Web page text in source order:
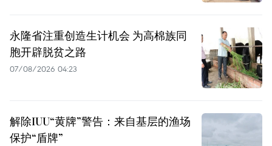
永隆省注重创造生计机会 为高棉族同
胞开辟脱贫之路
07/08/2026 04:23
解除IUU“黄牌”警告：来自基层的渔场
保护“盾牌”